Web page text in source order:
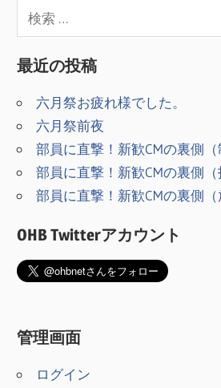
ー
シ
ン
最近の投稿
六月祭お疲れ様でした。
六月祭前夜
部員に直撃！新歓CMの裏側（
部員に直撃！新歓CMの裏側（
部員に直撃！新歓CMの裏側（
OHB Twitterアカウント
管理画面
ログイン